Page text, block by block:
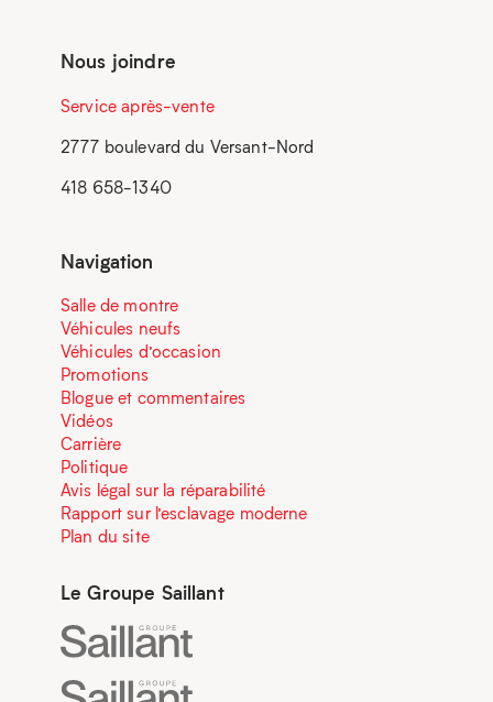
Nous joindre
Service après-vente
2777 boulevard du Versant-Nord
418 658-1340
Navigation
Salle de montre
Véhicules neufs
Véhicules d’occasion
Promotions
Blogue et commentaires
Vidéos
Carrière
Politique
Avis légal sur la réparabilité
Rapport sur l’esclavage moderne
Plan du site
Le Groupe Saillant